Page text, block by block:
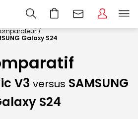
Galaxy S24
V3 versus SAMSUNG
S24